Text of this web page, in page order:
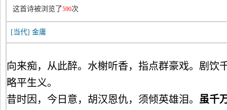
这首诗被浏览了590次
[当代] 金庸
向来痴，从此醉。水榭听香，指点群豪戏。剧饮
略平生义。
昔时因，今日意，胡汉恩仇，须倾英雄泪。 虽千